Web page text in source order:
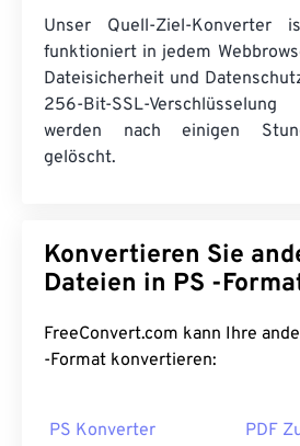
Unser Quell-Ziel-Konverter
funktioniert in jedem
Dateisicherheit und
256-Bit-SSL-
werden nach einigen
gelöscht.
Konvertieren Sie
Dateien in PS -
FreeConvert.com kann Ihre
-Format konvertieren:
PS Konverter PDF